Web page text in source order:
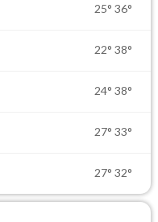
25° 36°
22° 38°
24° 38°
27° 33°
27° 32°